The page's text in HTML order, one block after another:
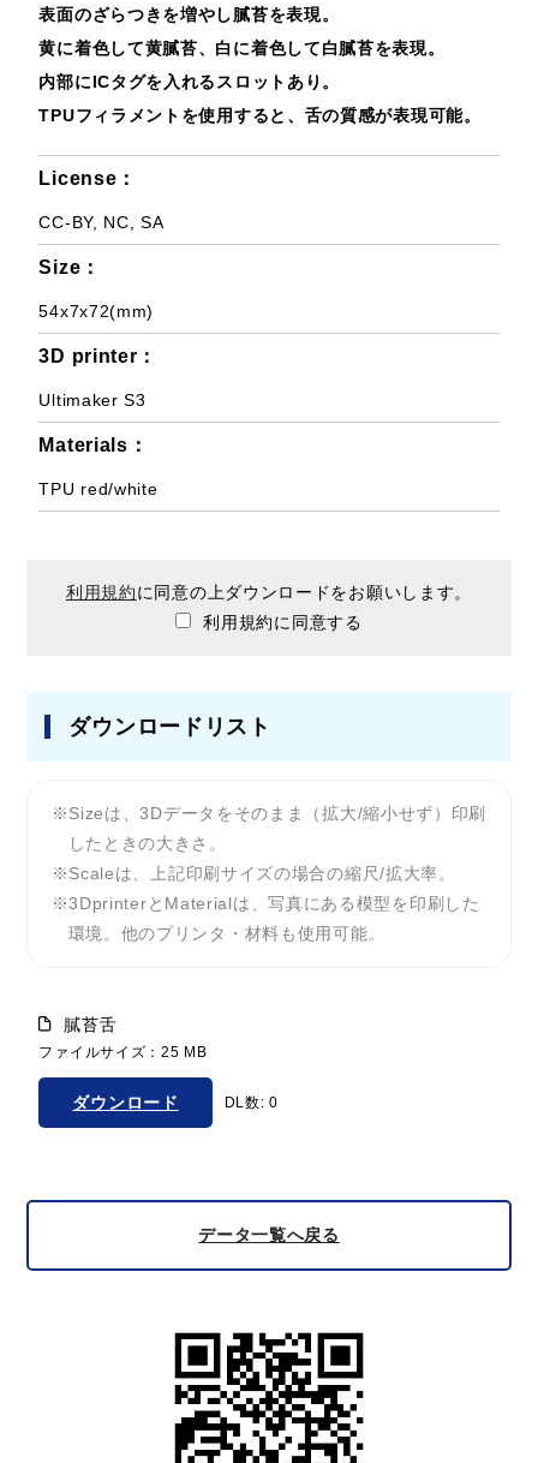
表面のざらつきを増やし膩苔を表現。
黄に着色して黄膩苔、白に着色して白膩苔を表現。
内部にICタグを入れるスロットあり。
TPUフィラメントを使用すると、舌の質感が表現可能。
License：
CC-BY, NC, SA
Size：
54x7x72(mm)
3D printer：
Ultimaker S3
Materials：
TPU red/white
利用規約に同意の上ダウンロードをお願いします。
利用規約に同意する
ダウンロードリスト
Sizeは、3Dデータをそのまま（拡大/縮小せず）印刷
したときの大きさ。
Scaleは、上記印刷サイズの場合の縮尺/拡大率。
3DprinterとMaterialは、写真にある模型を印刷した
環境。他のプリンタ・材料も使用可能。
膩苔舌
ファイルサイズ：25 MB
ダウンロード DL数: 0
データ一覧へ戻る